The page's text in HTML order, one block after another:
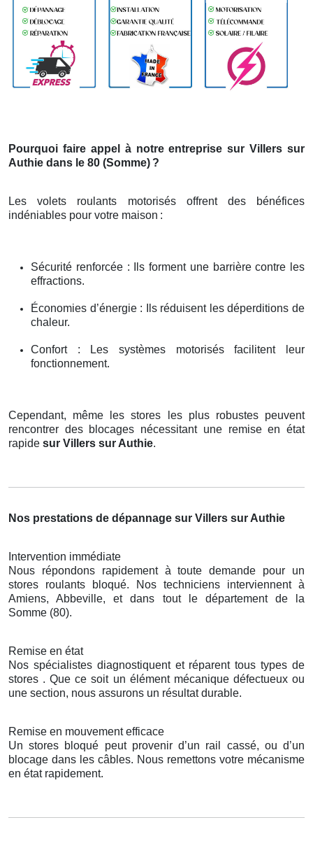
Pourquoi faire appel à notre entreprise sur Villers sur
Authie dans le 80 (Somme) ?
Les volets roulants motorisés offrent des bénéfices
indéniables pour votre maison :
Sécurité renforcée : Ils forment une barrière contre les
effractions.
Économies d’énergie : Ils réduisent les déperditions de
chaleur.
Confort : Les systèmes motorisés facilitent leur
fonctionnement.
Cependant, même les stores les plus robustes peuvent
rencontrer des blocages nécessitant une remise en état
rapide sur Villers sur Authie.
Nos prestations de dépannage sur Villers sur Authie
Intervention immédiate
Nous répondons rapidement à toute demande pour un
stores roulants bloqué. Nos techniciens interviennent à
Amiens, Abbeville, et dans tout le département de la
Somme (80).
Remise en état
Nos spécialistes diagnostiquent et réparent tous types de
stores . Que ce soit un élément mécanique défectueux ou
une section, nous assurons un résultat durable.
Remise en mouvement efficace
Un stores bloqué peut provenir d’un rail cassé, ou d’un
blocage dans les câbles. Nous remettons votre mécanisme
en état rapidement.